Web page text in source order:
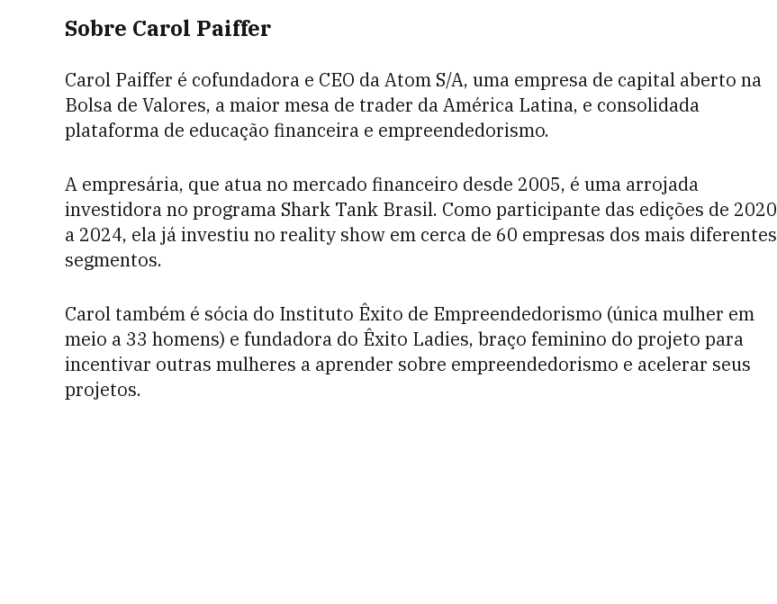
Sobre Carol Paiffer
Carol Paiffer é cofundadora e CEO da Atom S/A, uma empresa de capital aberto na
Bolsa de Valores, a maior mesa de trader da América Latina, e consolidada
plataforma de educação financeira e empreendedorismo.
A empresária, que atua no mercado financeiro desde 2005, é uma arrojada
investidora no programa Shark Tank Brasil. Como participante das edições de 2020
a 2024, ela já investiu no reality show em cerca de 60 empresas dos mais diferentes
segmentos.
Carol também é sócia do Instituto Êxito de Empreendedorismo (única mulher em
meio a 33 homens) e fundadora do Êxito Ladies, braço feminino do projeto para
incentivar outras mulheres a aprender sobre empreendedorismo e acelerar seus
projetos.